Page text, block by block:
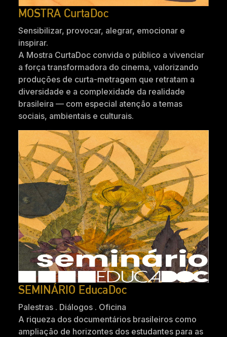
MOSTRA CurtaDoc
Sensibilizar, provocar, alegrar, emocionar e
inspirar.
A Mostra CurtaDoc convida o público a vivenciar
a força transformadora do cinema, valorizando
produções de curta-metragem que retratam a
diversidade e a complexidade da realidade
brasileira — com especial atenção a temas
sociais, ambientais e culturais.
SEMINÁRIO EducaDoc
Palestras . Diálogos . Oficina
A riqueza dos documentários brasileiros como
ampliação de horizontes dos estudantes para as